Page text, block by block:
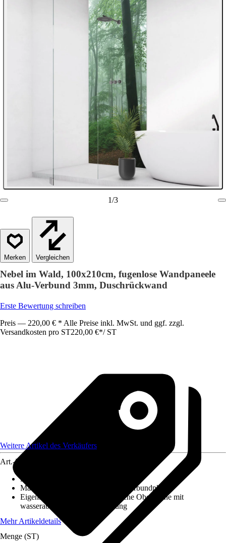
1/3
Vergleichen
Nebel im Wald, 100x210cm, fugenlose Wandpaneele
aus Alu-Verbund 3mm, Duschrückwand
Erste Bewertung schreiben
Preis — 220,00 € * Alle Preise inkl. MwSt. und ggf. zzgl.
Versandkosten pro ST220,00 €*/ ST
Weitere Artikel des Verkäufers
Art.-Nr.
Maße (LxBxS)
Material
Aluminium, Aluminiumverbundplatte
Eigenschaft
Kratzfest, Hygienische Oberfläche mit
wasserabweisender Beschichtung
Mehr Artikeldetails
Menge (ST)